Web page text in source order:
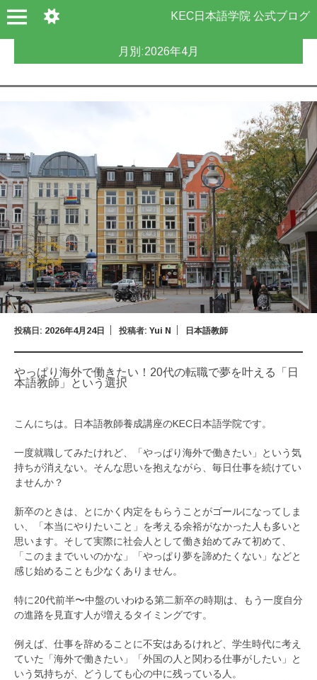
KEC日本語学院 公式ブログ
月別:2026年4月
投稿日: 2026年4月24日 投稿者: Yui N 日本語教師
やっぱり海外で働きたい！20代の転職で夢を叶える「日
本語教師」という選択
こんにちは。日本語教師養成講座のKEC日本語学院です。
一度就職してみたけれど、「やっぱり海外で働きたい」という気
持ちが消えない。そんな思いを抱えながら、毎日仕事を続けてい
ませんか？
新卒のときは、とにかく内定をもらうことがゴールになってしま
い、「本当にやりたいこと」を考える余裕がなかった人も多いと
思います。そして実際に社会人として働き始めてみて初めて、
「このままでいいのかな」「やっぱり夢を諦めたくない」などと
感じ始めることも少なくありません。
特に20代前半〜中盤のいわゆる第二新卒の時期は、もう一度自分
の進路を見直す人が増えるタイミングです。
例えば、仕事を辞めることに不安はあるけれど、学生時代に考え
ていた「海外で働きたい」「外国の人と関わる仕事がしたい」と
いう気持ちが、どうしても心の中に残っている人。